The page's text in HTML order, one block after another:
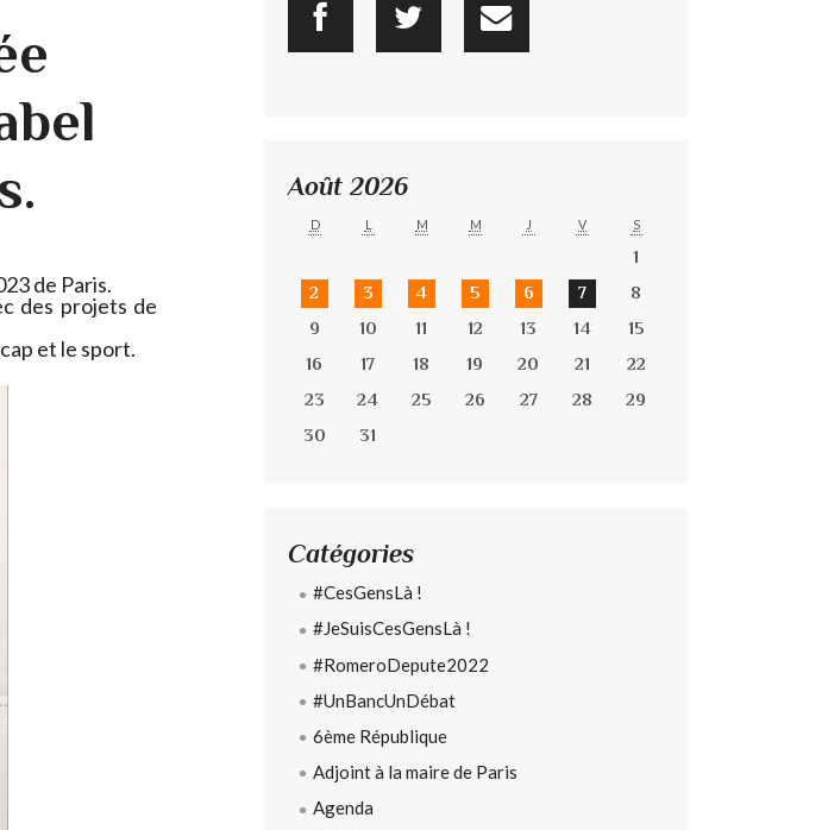
de Paris.
des projets de
et le sport.
Août 2026
D L M M J V S
1
2
3 4 5 6 7
8
9
10 11 12 13 14
15
16
17 18 19 20 21
22
23
24 25 26 27 28
29
30
31
Catégories
#CesGensLà !
#JeSuisCesGensLà !
#RomeroDepute2022
#UnBancUnDébat
6ème République
Adjoint à la maire de Paris
Agenda